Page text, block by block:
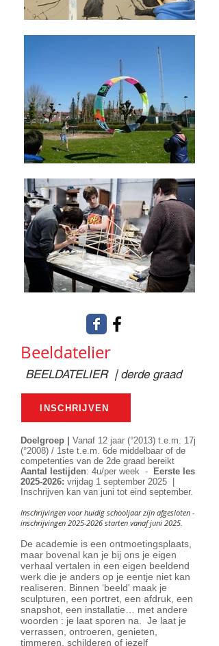
Beeldatelier
BEELDATELIER | derde graad
INSCHRIJVEN
Doelgroep |
Vanaf 12 jaar (°2013) t.e.m. 17j
(°2008) / 1ste t.e.m. 6de middelbaar of de
competenties van de 2de graad bereikt
Aantal lestijden: 4u/per week -
Eerste les
2025-2026: vrijdag 1 september 2025 |
Inschrijven kan van juni tot eind september.
Inschrijvingen voor huidig schooljaar zijn afgesloten -
inschrijvingen 2025-2026 starten vanaf juni 2025.
De academie is een ontmoetingsplaats,
maar bovenal kan je bij ons je eigen
verhaal vertalen in een eigen beeldend
werk die je anders op je eentje niet kan
realiseren. Binnen ‘beeld' maak je
sculpturen, een portret, een afdruk, een
snapshot, een installatie… met andere
woorden : je laat sporen na. Je laat je
verrassen, ontroeren, genieten,
timmeren, schilderen of jezelf